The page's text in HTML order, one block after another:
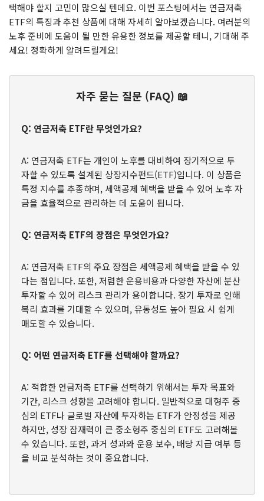
택해야 할지 고민이 많으실 텐데요. 이번 포스팅에서는 연금저축
ETF의 특징과 추천 상품에 대해 자세히 알아보겠습니다. 여러분의
노후 준비에 도움이 될 만한 유용한 정보를 제공할 테니, 기대해 주
세요! 정확하게 알려드릴게요!
자주 묻는 질문 (FAQ) 📖
Q: 연금저축 ETF란 무엇인가요?
A: 연금저축 ETF는 개인이 노후를 대비하여 장기적으로 투
자할 수 있도록 설계된 상장지수펀드(ETF)입니다. 이 상품은
특정 지수를 추종하며, 세액공제 혜택을 받을 수 있어 노후 자
금을 효율적으로 관리하는 데 도움이 됩니다.
Q: 연금저축 ETF의 장점은 무엇인가요?
A: 연금저축 ETF의 주요 장점은 세액공제 혜택을 받을 수 있
다는 점입니다. 또한, 저렴한 운용비용과 다양한 자산에 분산
투자할 수 있어 리스크 관리가 용이합니다. 장기 투자로 인해
복리 효과를 기대할 수 있으며, 유동성도 높아 필요 시 쉽게
매도할 수 있습니다.
Q: 어떤 연금저축 ETF를 선택해야 할까요?
A: 적합한 연금저축 ETF를 선택하기 위해서는 투자 목표와
기간, 리스크 성향을 고려해야 합니다. 일반적으로 대형주 중
심의 ETF나 글로벌 자산에 투자하는 ETF가 안정성을 제공
하지만, 성장 잠재력이 큰 중소형주 중심의 ETF도 고려해볼
수 있습니다. 또한, 과거 성과와 운용 보수, 배당 지급 여부 등
을 비교 분석하는 것이 중요합니다.